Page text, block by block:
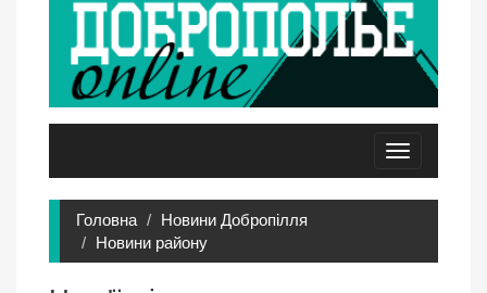
Toggle
navigation
Головна
Новини Добропілля
Новини району